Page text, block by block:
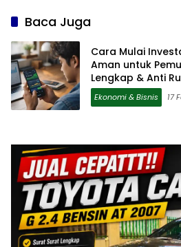
Baca Juga
Cara Mulai
Aman untuk
Lengkap & Anti
Ekonomi & Bisnis 17